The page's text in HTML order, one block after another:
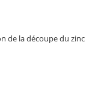
de la découpe du zinc